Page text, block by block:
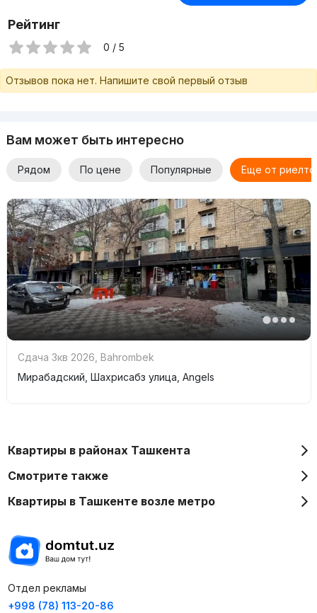
Рейтинг
0 / 5
Отзывов пока нет. Напишите свой первый отзыв
Вам может быть интересно
Рядом По цене Популярные Еще от
Сдача 3кв 2026 Bahrombek
Мирабадский, Шахрисабз улица, Angels
Квартиры в районах Ташкента
Смотрите также
Квартиры в Ташкенте возле метро
Отдел рекламы
+998 (78) 113-20-86